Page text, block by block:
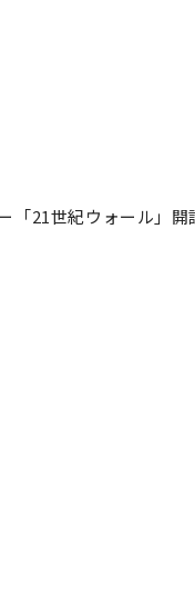
「21世紀ウォール」開